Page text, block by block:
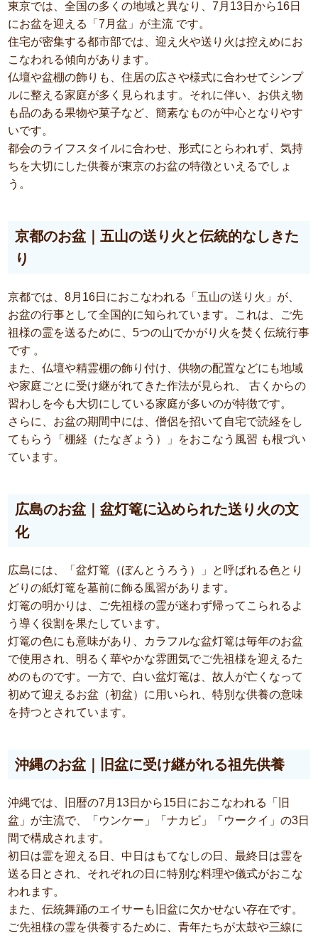
東京では、全国の多くの地域と異なり、7月13日から16日
にお盆を迎える「7月盆」が主流 です。
住宅が密集する都市部では、迎え火や送り火は控えめにお
こなわれる傾向があります。
仏壇や盆棚の飾りも、住居の広さや様式に合わせてシンプ
ルに整える家庭が多く見られます。それに伴い、お供え物
も品のある果物や菓子など、簡素なものが中心となりやす
いです。
都会のライフスタイルに合わせ、形式にとらわれず、気持
ちを大切にした供養が東京のお盆の特徴といえるでしょ
う。
京都のお盆｜五山の送り火と伝統的なしきた
り
京都では、8月16日におこなわれる「五山の送り火」が、
お盆の行事として全国的に知られています。これは、ご先
祖様の霊を送るために、5つの山でかがり火を焚く伝統行事
です 。
また、仏壇や精霊棚の飾り付け、供物の配置などにも地域
や家庭ごとに受け継がれてきた作法が見られ、 古くからの
習わしを今も大切にしている家庭が多いのが特徴です。
さらに、お盆の期間中には、僧侶を招いて自宅で読経をし
てもらう「棚経（たなぎょう）」をおこなう風習 も根づい
ています。
広島のお盆｜盆灯篭に込められた送り火の文
化
広島には、「盆灯篭（ぼんとうろう）」と呼ばれる色とり
どりの紙灯篭を墓前に飾る風習があります。
灯篭の明かりは、ご先祖様の霊が迷わず帰ってこられるよ
う導く役割を果たしています。
灯篭の色にも意味があり、カラフルな盆灯篭は毎年のお盆
で使用され、明るく華やかな雰囲気でご先祖様を迎えるた
めのものです。一方で、白い盆灯篭は、故人が亡くなって
初めて迎えるお盆（初盆）に用いられ、特別な供養の意味
を持つとされています。
沖縄のお盆｜旧盆に受け継がれる祖先供養
沖縄では、旧暦の7月13日から15日におこなわれる「旧
盆」が主流で、「ウンケー」「ナカビ」「ウークイ」の3日
間で構成されます。
初日は霊を迎える日、中日はもてなしの日、最終日は霊を
送る日とされ、それぞれの日に特別な料理や儀式がおこな
われます。
また、伝統舞踊のエイサーも旧盆に欠かせない存在です。
ご先祖様の霊を供養するために、青年たちが太鼓や三線に